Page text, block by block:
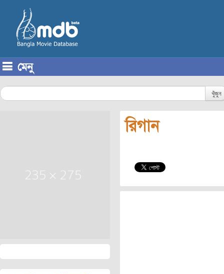
মেনু
খুঁজুন
রিগান